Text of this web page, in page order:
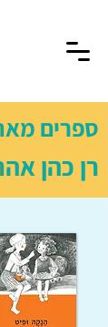
ספרים
רן כהן